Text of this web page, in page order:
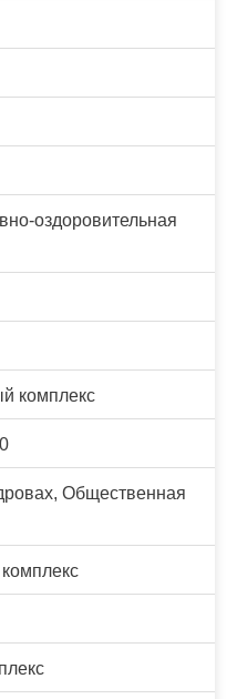
оздоровительная
комплекс
Общественная